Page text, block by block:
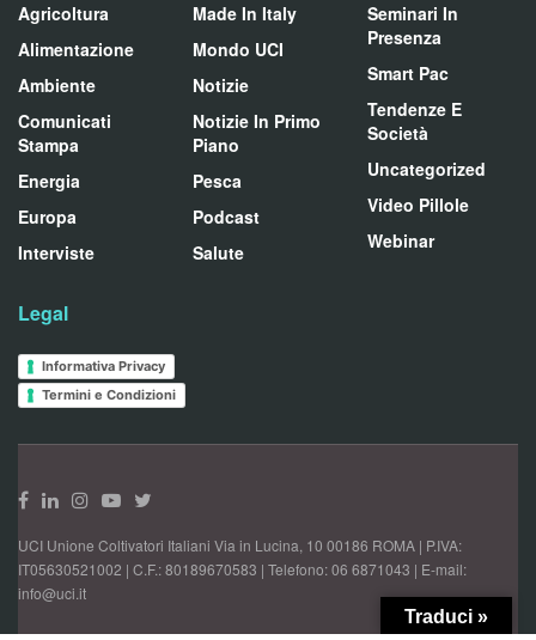
Agricoltura
Alimentazione
Ambiente
Comunicati
Stampa
Energia
Europa
Interviste
Made In Italy
Mondo UCI
Notizie
Notizie In Primo
Piano
Pesca
Podcast
Salute
Seminari In
Presenza
Smart Pac
Tendenze E
Società
Uncategorized
Video Pillole
Webinar
Legal
Informativa Privacy
Termini e Condizioni
UCI Unione Coltivatori Italiani Via in Lucina, 10 00186 ROMA | P.IVA:
IT05630521002 | C.F.: 80189670583 | Telefono: 06 6871043 | E-mail:
info@uci.it
Traduci »